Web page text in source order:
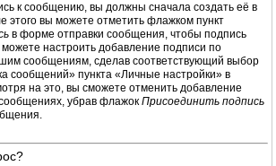
к сообщению, вы должны сначала создать её в
этого вы можете отметить флажком пункт
в форме отправки сообщения, чтобы подпись
настроить добавление подписи по
сообщениям, сделав соответствующий выбор
сообщений» пункта «Личные настройки» в
на это, вы сможете отменить добавление
убрав флажок Присоединить подпись